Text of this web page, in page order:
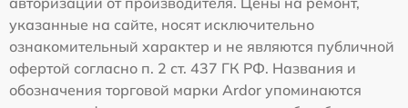
указанные на сайте, носят исключительно
ознакомительный характер и не являются публичной
офертой согласно п. 2 ст. 437 ГК РФ. Названия и
обозначения торговой марки Ardor упоминаются